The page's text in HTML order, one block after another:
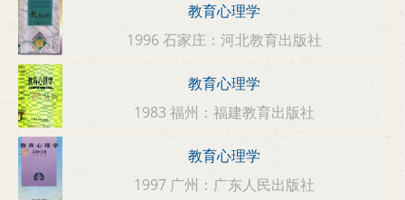
教育心理学
1996 石家庄：河北教育出版社
教育心理学
1983 福州：福建教育出版社
教育心理学
1997 广州：广东人民出版社